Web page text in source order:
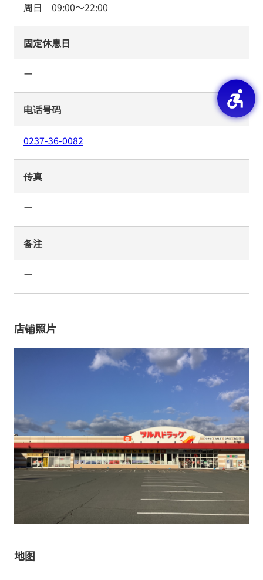
周日 09:00～22:00
固定休息日
ー
电话号码
0237-36-0082
传真
ー
备注
ー
店铺照片
地图